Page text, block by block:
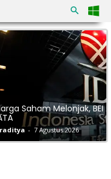
CBPE dan